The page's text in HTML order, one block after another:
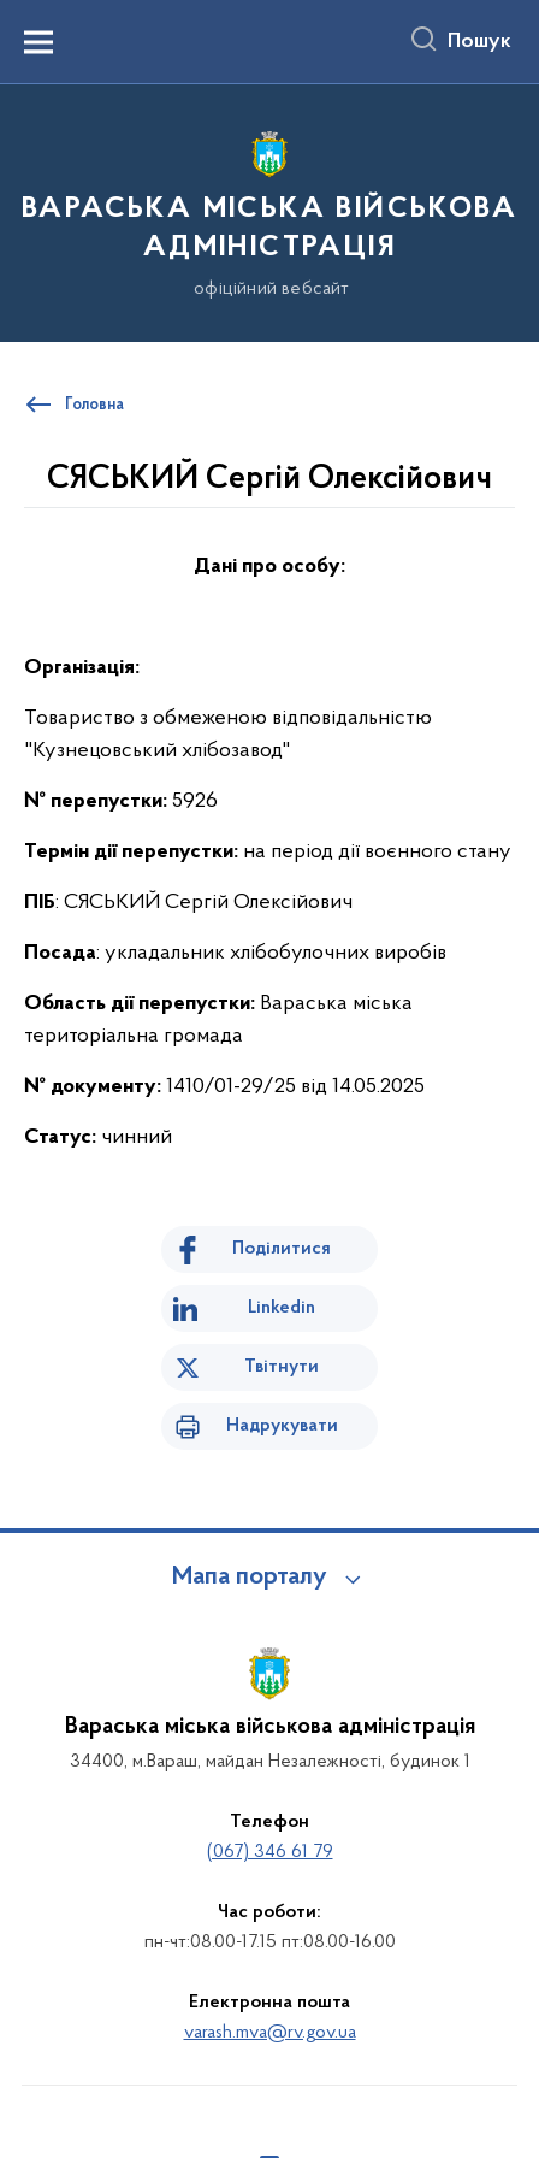
вмістуMenu Пошук
ВАРАСЬКА МІСЬКА ВІЙСЬКОВА
АДМІНІСТРАЦІЯ
офіційний вебсайт
Головна
СЯСЬКИЙ Сергій Олексійович
Дані про особу:
Організація:
Товариство з обмеженою відповідальністю
"Кузнецовський хлібозавод"
№ перепустки: 5926
Термін дії перепустки: на період дії воєнного стану
ПІБ: СЯСЬКИЙ Сергій Олексійович
Посада: укладальник хлібобулочних виробів
Область дії перепустки: Вараська міська
територіальна громада
№ документу: 1410/01-29/25 від 14.05.2025
Статус: чинний
Поділитися
Linkedin
Твітнути
Надрукувати
Мапа порталу
Вараська міська військова адміністрація
34400, м.Вараш, майдан Незалежності, будинок 1
Телефон
(067) 346 61 79
Час роботи:
пн-чт:08.00-17.15 пт:08.00-16.00
Електронна пошта
varash.mva@rv.gov.ua